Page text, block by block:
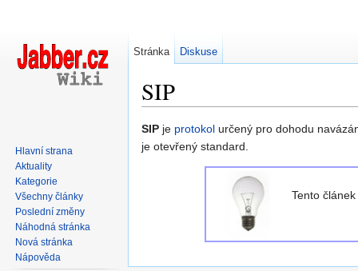
SIP
SIP je protokol určený pro dohodu
je otevřený standard.
Tento
Stránka Diskuse
Hlavní strana
Aktuality
Kategorie
Všechny články
Poslední změny
Náhodná stránka
Nová stránka
Nápověda